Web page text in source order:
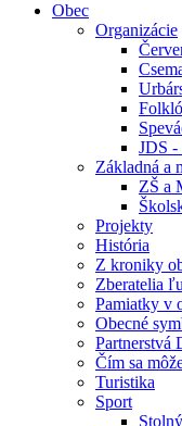
Obec
Organizácie
JDS
Základná a
ZŠ a
Projekty
História
Z kroniky
Zberatelia
Pamiatky v
Obecné
Partnerstvá
Čím sa
Turistika
Sport